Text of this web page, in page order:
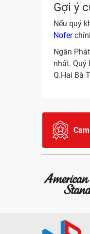
Gợi ý
Nếu quý
Nofer
Ngân
nhất. Quý
Q.Hai Bà